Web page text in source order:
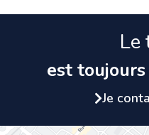
Le
est toujours
Je